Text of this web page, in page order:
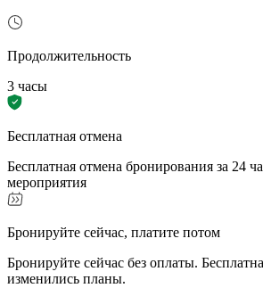
Продолжительность
3 часы
Бесплатная отмена
Бесплатная отмена бронирования за 24
мероприятия
Бронируйте сейчас, платите потом
Бронируйте сейчас без оплаты.
изменились планы.